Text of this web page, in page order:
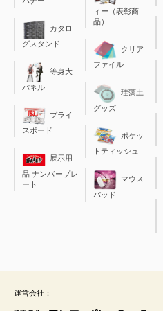
カタロ
グスタンド
等身大
パネル
プライ
スボード
展示用
品 ナンバープレ
ート
ィー（表彰商
品）
クリア
ファイル
珪藻土
グッズ
ポケッ
トティッシュ
マウス
パッド
運営会社：